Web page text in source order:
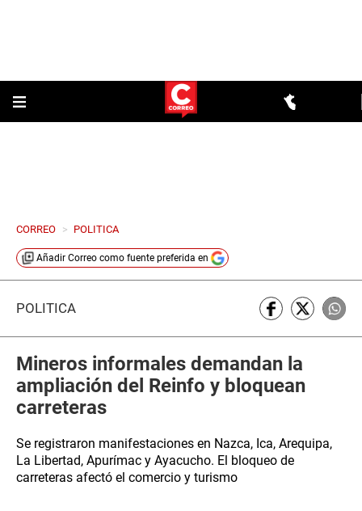
CORREO > POLITICA
Añadir Correo como fuente preferida en
POLÍTICA
Mineros informales demandan la
ampliación del Reinfo y bloquean
carreteras
Se registraron manifestaciones en Nazca, Ica, Arequipa,
La Libertad, Apurímac y Ayacucho. El bloqueo de
carreteras afectó el comercio y turismo